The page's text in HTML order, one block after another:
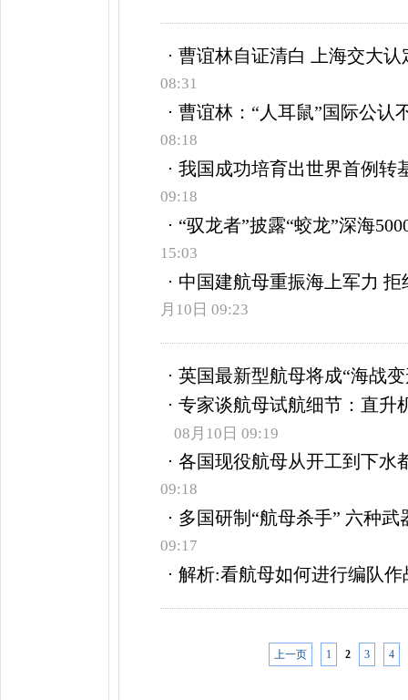
曹谊林自证清白 上海交大
08:31
曹谊林：“人耳鼠”国际公认
08:18
我国成功培育出世界首例转
09:18
“驭龙者”披露“蛟龙”深海
15:03
中国建航母重振海上军力
月10日 09:23
英国最新型航母将成“海战
专家谈航母试航细节：直升
08月10日 09:19
各国现役航母从开工到下水
09:18
多国研制“航母杀手” 六种武
09:17
解析:看航母如何进行编队作
上一页 1 2 3 4